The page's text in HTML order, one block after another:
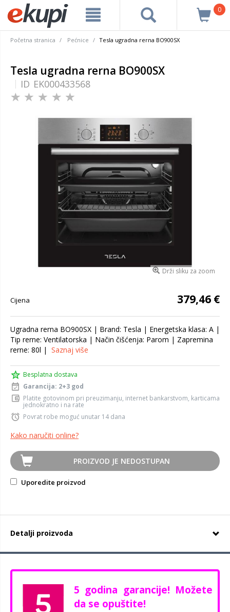
0
Početna stranica Pećnice Tesla ugradna rerna BO900SX
Tesla ugradna rerna BO900SX
ID EK000433568
Drži sliku za zoom
Cijena 379,46 €
Ugradna rerna BO900SX | Brand: Tesla | Energetska klasa: A |
Tip rerne: Ventilatorska | Način čišćenja: Parom | Zapremina
rerne: 80l | Saznaj više
Besplatna dostava
Garancija: 2+3 god
Platite gotovinom pri preuzimanju, internet bankarstvom, karticama
jednokratno i na rate
Povrat robe moguć unutar 14 dana
Kako naručiti online?
PROIZVOD JE NEDOSTUPAN
Uporedite proizvod
Detalji proizvoda
5 godina garancije! Možete
da se opuštite!